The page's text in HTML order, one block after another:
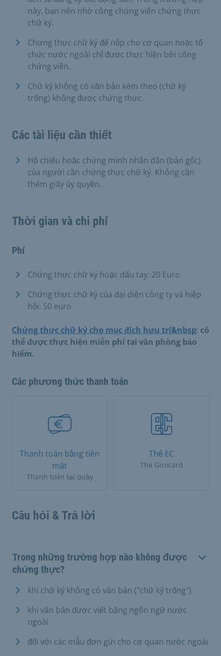
này, bạn nên nhờ công chứng viên chứng thực
chữ ký.
Chứng thực chữ ký để nộp cho cơ quan hoặc tổ
chức nước ngoài chỉ được thực hiện bởi công
chứng viên.
Chữ ký không có văn bản kèm theo (chữ ký
trống) không được chứng thực.
Các tài liệu cần thiết
Hộ chiếu hoặc chứng minh nhân dân (bản gốc)
của người cần chứng thực chữ ký. Không cần
thêm giấy ủy quyền.
Thời gian và chi phí
Phí
Chứng thực chữ ký hoặc dấu tay: 20 Euro
Chứng thực chữ ký của đại diện công ty và hiệp
hội: 50 euro
Chứng thực chữ ký cho mục đích hưu trí&nbsp; có
thể được thực hiện miễn phí tại văn phòng bảo
hiểm.
Các phương thức thanh toán
Thanh toán bằng tiền
mặt
Thanh toán tại quầy
Thẻ EC
Thẻ Girocard
Câu hỏi & Trả lời
Trong những trường hợp nào không được
chứng thực?
khi chữ ký không có văn bản ("chữ ký trống")
khi văn bản được viết bằng ngôn ngữ nước
ngoài
đối với các mẫu đơn gửi cho cơ quan nước ngoài